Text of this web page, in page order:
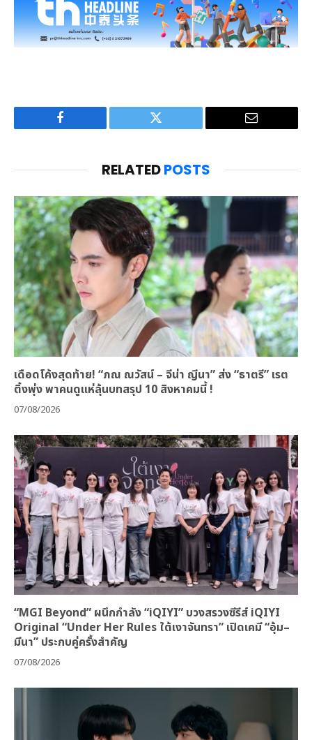
Facebook Twitter Email
RELATEDPOSTS
เดือดโค้งสุดท้าย! “ภณ ณวัสน์ – จีน่า ญีนา” ส่ง “ธาตรี” เรต
ติ้งพุ่ง พาคนดูแห่ลุ้นบทสรุป 10 สิงหาคมนี้ !
07/08/2026
“MGI Beyond” ผนึกกำลัง “iQIYI” บวงสรวงซีรีส์ iQIYI
Original “Under Her Rules ใต้เงาจันทรา” เปิดเคมี “อุ้ม–
มีนา” ประกบคู่ครั้งสำคัญ
07/08/2026